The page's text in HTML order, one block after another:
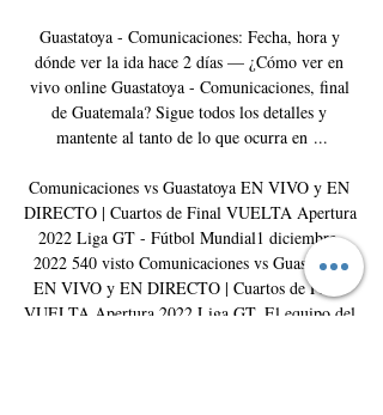
Guastatoya - Comunicaciones: Fecha, hora y
dónde ver la ida hace 2 días — ¿Cómo ver en
vivo online Guastatoya - Comunicaciones, final
de Guatemala? Sigue todos los detalles y
mantente al tanto de lo que ocurra en ...
Comunicaciones vs Guastatoya EN VIVO y EN
DIRECTO | Cuartos de Final VUELTA Apertura
2022 Liga GT - Fútbol Mundial1 diciembre,
2022 540 visto Comunicaciones vs Guastatoya
EN VIVO y EN DIRECTO | Cuartos de Final
VUELTA Apertura 2022 Liga GT, El equipo del